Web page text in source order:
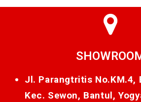
Jl. Parangtritis No.KM.4,
Kec. Sewon, Bantul,